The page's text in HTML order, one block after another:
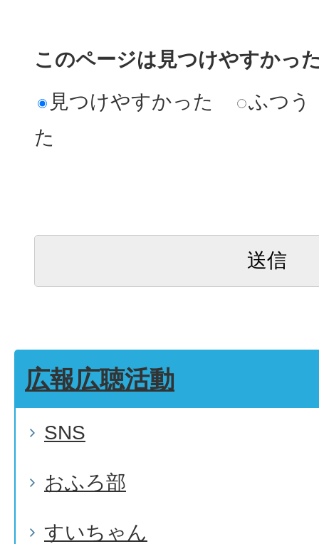
このページは見つけやすかっ
見つけやすかった
ふつう
た
広報広聴活動
SNS
おふろ部
すいちゃん